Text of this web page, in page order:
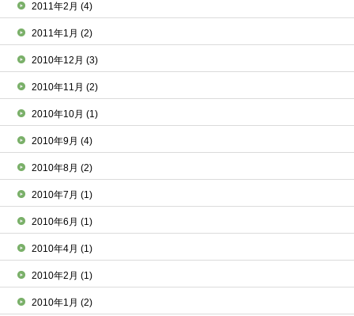
2011年2月(4)
2011年1月(2)
2010年12月(3)
2010年11月(2)
2010年10月(1)
2010年9月(4)
2010年8月(2)
2010年7月(1)
2010年6月(1)
2010年4月(1)
2010年2月(1)
2010年1月(2)